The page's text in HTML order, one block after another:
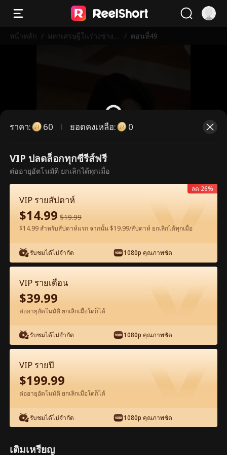
หน้าหลัก / มหาเศรษฐีในร่างช่างก่
/ ตอนที่49
ตอนนี้เป็นตอนพรีเมียม กรุณาปลดล็อก
เพื่อรับชม
ดูฟรีในแอป
ตอน49-ภาพยนตร์ มหาเศรษฐีในร่างช่าง
ก่อสร้าง เต็มเรื่อง ภาพยนตร์เต็มเรื่อง
1-50 51-97
46 48 49
ราคา: 60 ยอดคงเหลือ: 0
VIP ปลดล็อกทุกซีรีส์ฟรี
ต่ออายุอัตโนมัติ ยกเลิกได้ทุกเมื่อ
VIP รายสัปดาห์
$14.99 $19.99
$14.99 สำหรับสัปดาห์แรก จากนั้น $19.99/สัปดาห์ ยกเลิกได้ทุกเมื่อ
รับชมได้ไม่จำกัด 1080p คุณภาพชัด
ลด 26%
VIP รายเดือน
$39.99
ต่ออายุอัตโนมัติ ยกเลิกเมื่อใดก็ได้
รับชมได้ไม่จำกัด 1080p คุณภาพชัด
VIP รายปี
$199.99
ต่ออายุอัตโนมัติ ยกเลิกเมื่อใดก็ได้
รับชมได้ไม่จำกัด 1080p คุณภาพชัด
เติมเหรียญ